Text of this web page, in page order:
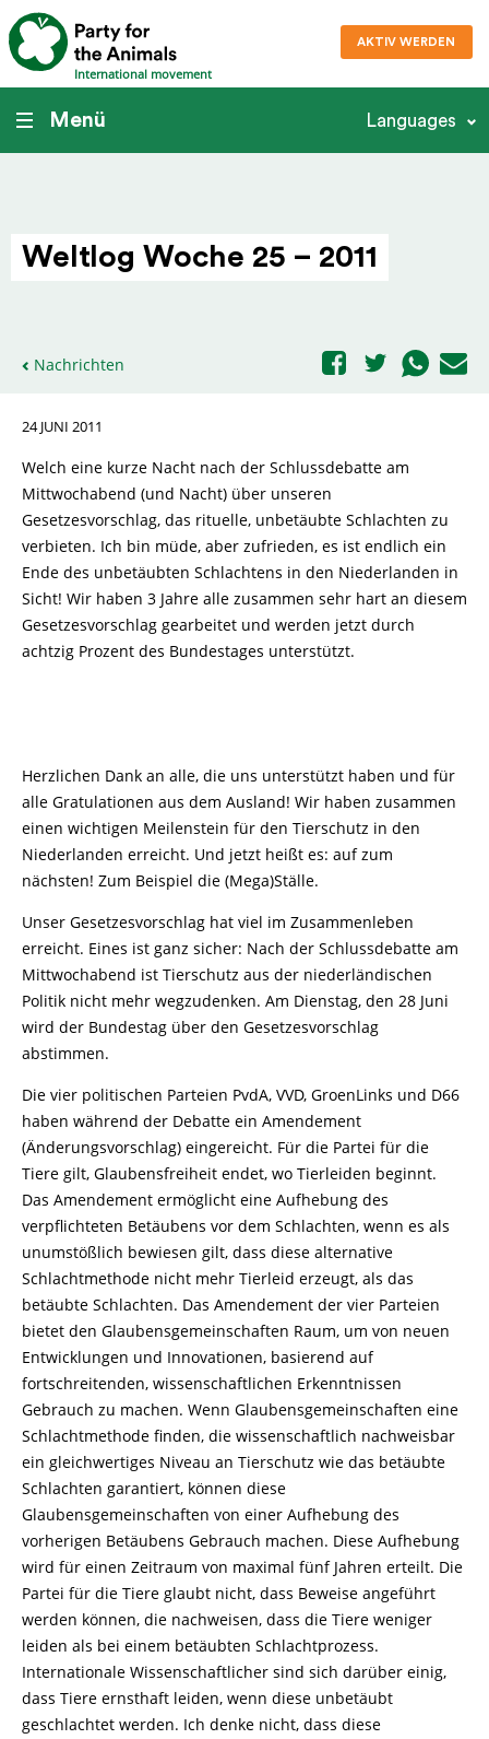
International movement
AKTIV WERDEN
Menü Languages
Weltlog Woche 25 – 2011
Nachrichten
24 JUNI 2011
Welch eine kurze Nacht nach der Schlussdebatte am
Mittwochabend (und Nacht) über unseren
Gesetzesvorschlag, das rituelle, unbetäubte Schlachten zu
verbieten. Ich bin müde, aber zufrieden, es ist endlich ein
Ende des unbetäubten Schlachtens in den Niederlanden in
Sicht! Wir haben 3 Jahre alle zusammen sehr hart an diesem
Gesetzesvorschlag gearbeitet und werden jetzt durch
achtzig Prozent des Bundestages unterstützt.
Herzlichen Dank an alle, die uns unterstützt haben und für
alle Gratulationen aus dem Ausland! Wir haben zusammen
einen wichtigen Meilenstein für den Tierschutz in den
Niederlanden erreicht. Und jetzt heißt es: auf zum
nächsten! Zum Beispiel die (Mega)Ställe.
Unser Gesetzesvorschlag hat viel im Zusammenleben
erreicht. Eines ist ganz sicher: Nach der Schlussdebatte am
Mittwochabend ist Tierschutz aus der niederländischen
Politik nicht mehr wegzudenken. Am Dienstag, den 28 Juni
wird der Bundestag über den Gesetzesvorschlag
abstimmen.
Die vier politischen Parteien PvdA, VVD, GroenLinks und D66
haben während der Debatte ein Amendement
(Änderungsvorschlag) eingereicht. Für die Partei für die
Tiere gilt, Glaubensfreiheit endet, wo Tierleiden beginnt.
Das Amendement ermöglicht eine Aufhebung des
verpflichteten Betäubens vor dem Schlachten, wenn es als
unumstößlich bewiesen gilt, dass diese alternative
Schlachtmethode nicht mehr Tierleid erzeugt, als das
betäubte Schlachten. Das Amendement der vier Parteien
bietet den Glaubensgemeinschaften Raum, um von neuen
Entwicklungen und Innovationen, basierend auf
fortschreitenden, wissenschaftlichen Erkenntnissen
Gebrauch zu machen. Wenn Glaubensgemeinschaften eine
Schlachtmethode finden, die wissenschaftlich nachweisbar
ein gleichwertiges Niveau an Tierschutz wie das betäubte
Schlachten garantiert, können diese
Glaubensgemeinschaften von einer Aufhebung des
vorherigen Betäubens Gebrauch machen. Diese Aufhebung
wird für einen Zeitraum von maximal fünf Jahren erteilt. Die
Partei für die Tiere glaubt nicht, dass Beweise angeführt
werden können, die nachweisen, dass die Tiere weniger
leiden als bei einem betäubten Schlachtprozess.
Internationale Wissenschaftlicher sind sich darüber einig,
dass Tiere ernsthaft leiden, wenn diese unbetäubt
geschlachtet werden. Ich denke nicht, dass diese